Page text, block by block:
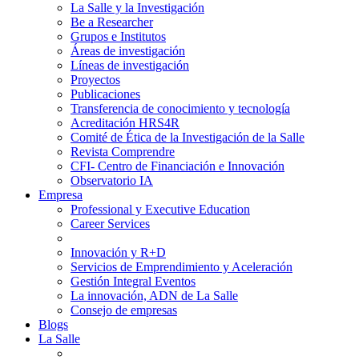
La Salle y la Investigación
Be a Researcher
Grupos e Institutos
Áreas de investigación
Líneas de investigación
Proyectos
Publicaciones
Transferencia de conocimiento y tecnología
Acreditación HRS4R
Comité de Ética de la Investigación de la Salle
Revista Comprendre
CFI- Centro de Financiación e Innovación
Observatorio IA
Empresa
Professional y Executive Education
Career Services
Innovación y R+D
Servicios de Emprendimiento y Aceleración
Gestión Integral Eventos
La innovación, ADN de La Salle
Consejo de empresas
Blogs
La Salle